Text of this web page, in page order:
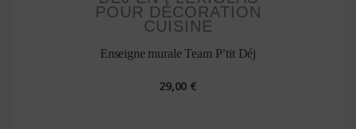
Enseigne murale Team P’tit Déj
29,00 €